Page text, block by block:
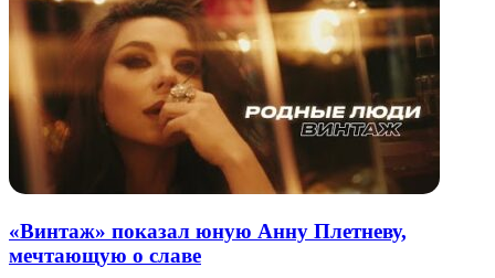
«Винтаж» показал юную Анну Плетневу,
мечтающую о славе